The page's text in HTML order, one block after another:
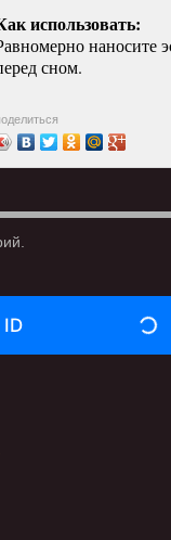
использовать:
наносите
сном.
ID